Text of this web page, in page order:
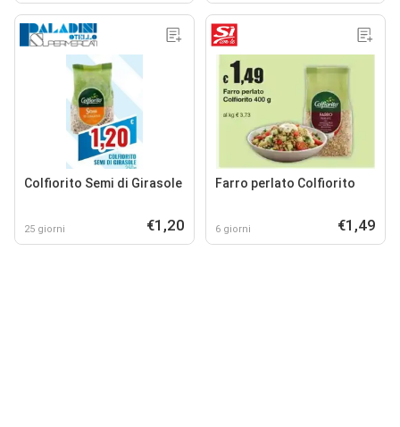
Colfiorito Semi di Girasole
25 giorni €1,20
Farro perlato Colfiorito
6 giorni €1,49